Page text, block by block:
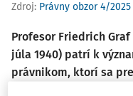
Zdroj: Právny obzor 4/2025
Profesor Friedrich
júla 1940) patrí k
právnikom, ktorí sa